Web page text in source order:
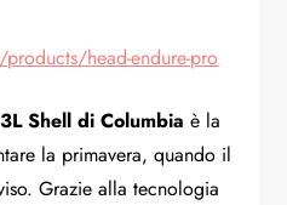
products/head-endure-pro
Shell di Columbiaè la
la primavera, quando il
Grazie alla tecnologia